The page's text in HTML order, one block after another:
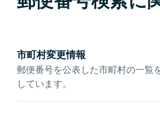
市町村変更情報
郵便番号を公表した市町村の一覧
しています。